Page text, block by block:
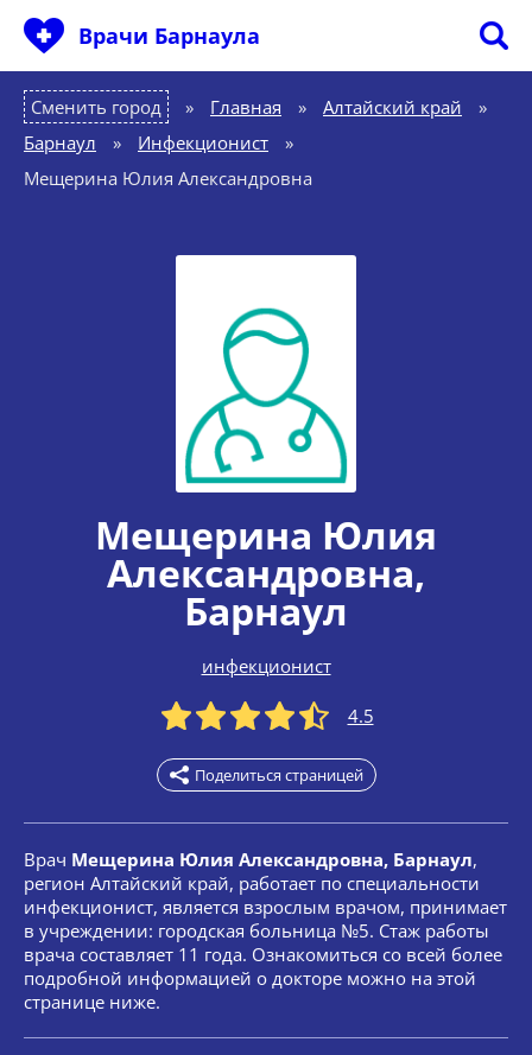
Врачи Барнаула
Сменить город Главная » Алтайский край
»
Барнаул
» Инфекционист
»
Мещерина Юлия Александровна
Мещерина Юлия
Александровна,
Барнаул
инфекционист
4.5
Поделиться страницей
Врач Мещерина Юлия Александровна, Барнаул,
регион Алтайский край, работает по специальности
инфекционист, является взрослым врачом, принимает
в учреждении: городская больница №5. Стаж работы
врача составляет 11 года. Ознакомиться со всей более
подробной информацией о докторе можно на этой
странице ниже.